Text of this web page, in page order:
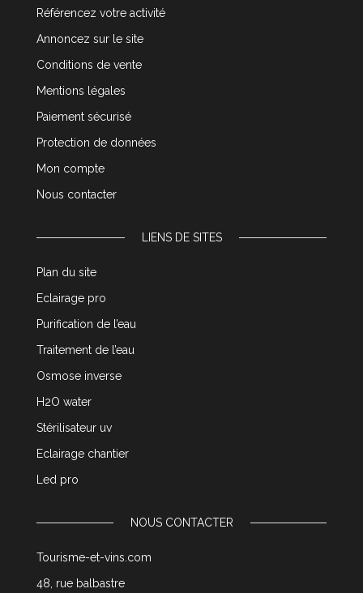
Référencez votre activité
Annoncez sur le site
Conditions de vente
Mentions légales
Paiement sécurisé
Protection de données
Mon compte
Nous contacter
LIENS DE SITES
Plan du site
Eclairage pro
Purification de l’eau
Traitement de l’eau
Osmose inverse
H2O water
Stérilisateur uv
Eclairage chantier
Led pro
NOUS CONTACTER
Tourisme-et-vins.com
48, rue balbastre